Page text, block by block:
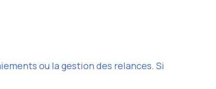
ou la gestion des relances. Si